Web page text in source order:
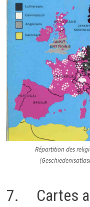
Répartition des
7. Cartes